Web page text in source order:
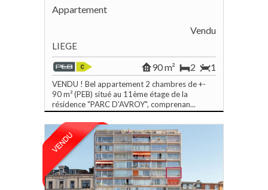
Appartement
Vendu
LIEGE
1
2
90 m²
VENDU ! Bel appartement 2 chambres de +-
90 m² (PEB) situé au 11ème étage de la
résidence "PARC D'AVROY", comprenan...